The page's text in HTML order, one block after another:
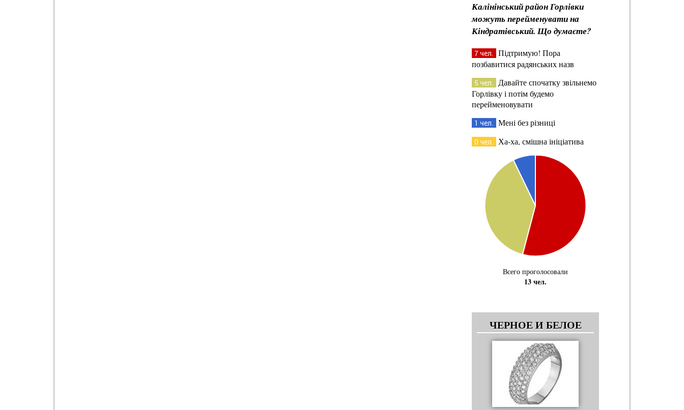
Калінінський район Горлівки
можуть перейменувати на
Кіндратівський. Що думаєте?
7 чел. Підтримую! Пора
позбавитися радянських назв
5 чел. Давайте спочатку звільнемо
Горлівку і потім будемо
перейменовувати
1 чел. Мені без різниці
0 чел. Ха-ха, смішна ініціатива
Всего проголосовали
13 чел.
ЧЕРНОЕ И БЕЛОЕ